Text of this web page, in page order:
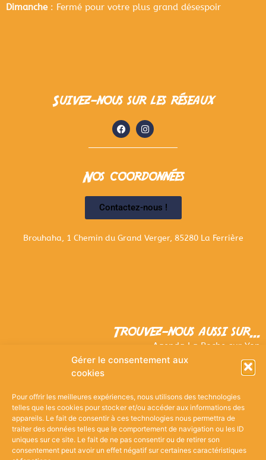
Gérer le consentement aux
cookies
Pour offrir les meilleures expériences, nous utilisons des technologies
telles que les cookies pour stocker et/ou accéder aux informations des
appareils. Le fait de consentir à ces technologies nous permettra de
traiter des données telles que le comportement de navigation ou les ID
uniques sur ce site. Le fait de ne pas consentir ou de retirer son
consentement peut avoir un effet négatif sur certaines caractéristiques
Dimanche: Fermé pour votre plus grand désespoir
Suivez-nous sur les réseaux
Nos coordonnées
Contactez-nous !
Brouhaha, 1 Chemin du Grand Verger, 85280 La Ferrière
Trouvez-nous aussi sur...
Agenda La Roche sur Yon
Guide de la Vendée
Actu.fr
Actus & Horaires–Boire & Manger –La cave
Grand Zig –Les Coureurs de Lune–Evénements –
Expositions – Contact – Bonus